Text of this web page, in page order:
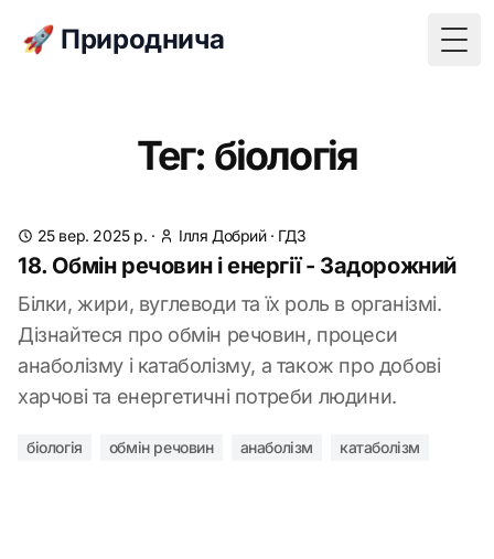
🚀 Природнича
Тег: біологія
25 вер. 2025 р. · Ілля Добрий· ГДЗ
18. Обмін речовин і енергії - Задорожний
Білки, жири, вуглеводи та їх роль в організмі.
Дізнайтеся про обмін речовин, процеси
анаболізму і катаболізму, а також про добові
харчові та енергетичні потреби людини.
біологія обмін речовин анаболізм катаболізм